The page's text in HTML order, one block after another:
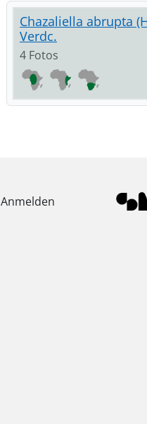
Chazaliella abrupta
Verdc.
4 Fotos
Anmelden